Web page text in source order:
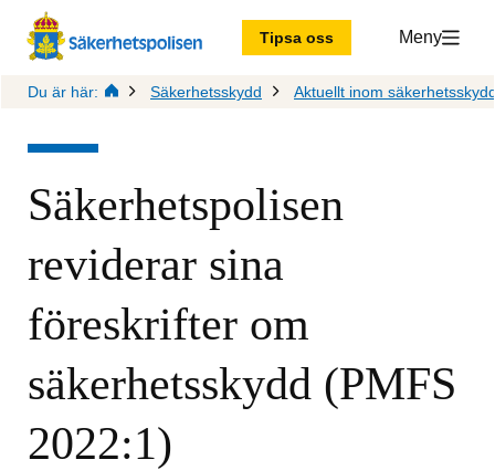
Tipsa oss Meny
Du är här: Säkerhetsskydd Aktuellt inom
Säkerhetspolisen
reviderar sina
föreskrifter om
säkerhetsskydd (PMFS
2022:1)